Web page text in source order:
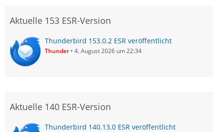
Aktuelle 153 ESR-Version
Thunderbird 153.0.2 ESR veröffentlicht
Thunder 4. August 2026 um 22:34
Aktuelle 140 ESR-Version
Thunderbird 140.13.0 ESR veröffentlicht